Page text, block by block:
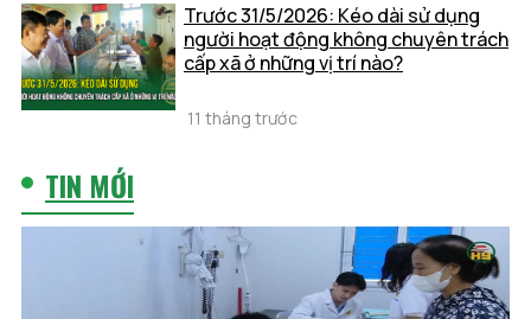
Trước 31/5/2026: Kéo dài sử dụng
người hoạt động không chuyên trách
cấp xã ở những vị trí nào?
11 tháng trước
TIN MỚI